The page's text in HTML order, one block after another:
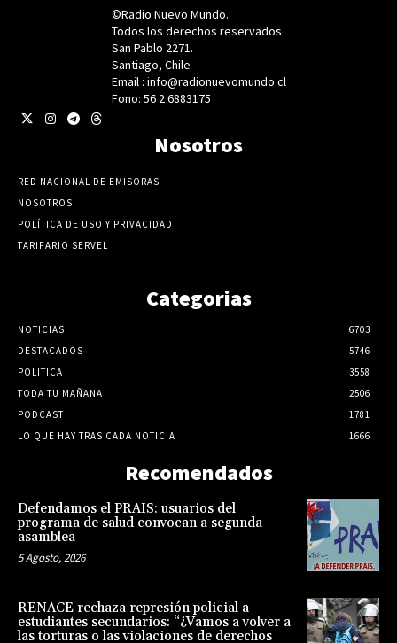
©Radio Nuevo Mundo.
Todos los derechos reservados
San Pablo 2271.
Santiago, Chile
Email : info@radionuevomundo.cl
Fono: 56 2 6883175
Nosotros
RED NACIONAL DE EMISORAS
NOSOTROS
POLÍTICA DE USO Y PRIVACIDAD
TARIFARIO SERVEL
Categorias
NOTICIAS
6703
DESTACADOS
5746
POLITICA
3558
TODA TU MAÑANA
2506
PODCAST
1781
LO QUE HAY TRAS CADA NOTICIA
1666
Recomendados
Defendamos el PRAIS: usuarios del
programa de salud convocan a segunda
asamblea
5 Agosto, 2026
RENACE rechaza represión policial a
estudiantes secundarios: “¿Vamos a volver a
las torturas o las violaciones de derechos